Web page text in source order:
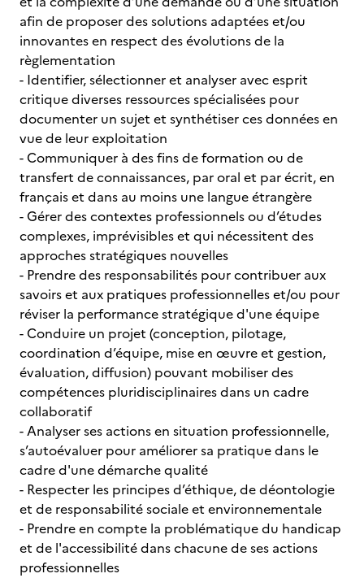
afin de proposer des solutions adaptées et/ou
innovantes en respect des évolutions de la
règlementation
- Identifier, sélectionner et analyser avec esprit
critique diverses ressources spécialisées pour
documenter un sujet et synthétiser ces données en
vue de leur exploitation
- Communiquer à des fins de formation ou de
transfert de connaissances, par oral et par écrit, en
français et dans au moins une langue étrangère
- Gérer des contextes professionnels ou d’études
complexes, imprévisibles et qui nécessitent des
approches stratégiques nouvelles
- Prendre des responsabilités pour contribuer aux
savoirs et aux pratiques professionnelles et/ou pour
réviser la performance stratégique d'une équipe
- Conduire un projet (conception, pilotage,
coordination d’équipe, mise en œuvre et gestion,
évaluation, diffusion) pouvant mobiliser des
compétences pluridisciplinaires dans un cadre
collaboratif
- Analyser ses actions en situation professionnelle,
s’autoévaluer pour améliorer sa pratique dans le
cadre d'une démarche qualité
- Respecter les principes d’éthique, de déontologie
et de responsabilité sociale et environnementale
- Prendre en compte la problématique du handicap
et de l'accessibilité dans chacune de ses actions
professionnelles